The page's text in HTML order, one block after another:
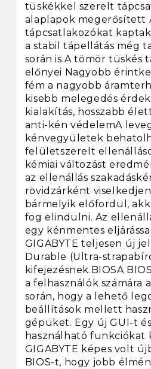
tüskékkel szerelt
alaplapok megerősített
tápcsatlakozókat
a stabil tápellátás még
során is.A tömör tüskés
előnyei Nagyobb
fém a nagyobb
kisebb melegedés
kialakítás, hosszabb
anti-kén védelemA
kénvegyületek
felületszerelt
kémiai változást
az ellenállás
rövidzárként
bármelyik előfordul,
fog elindulni. Az
egy kénmentes
GIGABYTE teljesen új
Durable (Ultra-
kifejezésnek.BIOSA
a felhasználók számára
során, hogy a lehető
beállítások mellett
gépüket. Egy új GUI-t
használható funkciókat
GIGABYTE képes volt
BIOS-t, hogy jobb